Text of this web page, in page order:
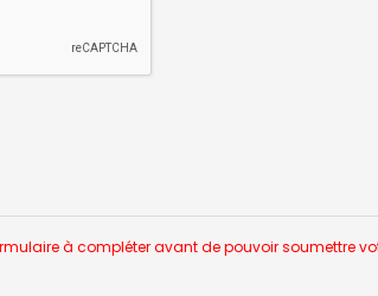
à compléter avant de pouvoir soumettre